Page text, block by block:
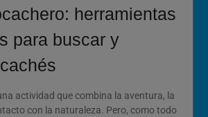
herramientas
para buscar y
actividad que combina la aventura, la
con la naturaleza. Pero, como todo